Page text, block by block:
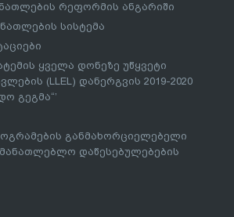
რეფორმის ანგარიში
სისტემა
ყველა დონეზე უწყვეტი
(LLEL) დანერგვის 2019-2020
გეგმა“’
განმახორციელებელი
დაწესებულებების